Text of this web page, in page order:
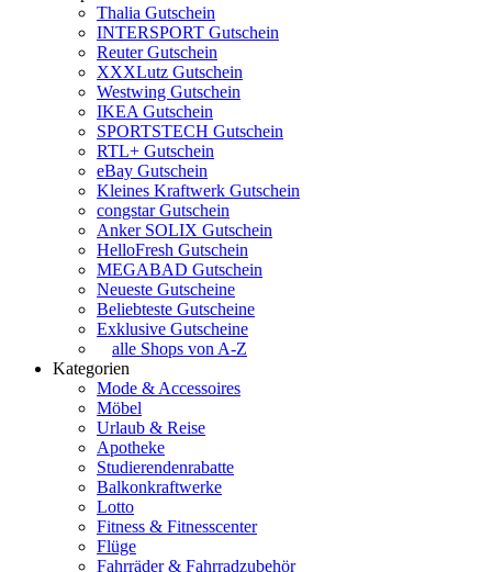
Thalia Gutschein
INTERSPORT Gutschein
Reuter Gutschein
XXXLutz Gutschein
Westwing Gutschein
IKEA Gutschein
SPORTSTECH Gutschein
RTL+ Gutschein
eBay Gutschein
Kleines Kraftwerk Gutschein
congstar Gutschein
Anker SOLIX Gutschein
HelloFresh Gutschein
MEGABAD Gutschein
Neueste Gutscheine
Beliebteste Gutscheine
Exklusive Gutscheine
alle Shops von A-Z
Kategorien
Mode & Accessoires
Möbel
Urlaub & Reise
Apotheke
Studierendenrabatte
Balkonkraftwerke
Lotto
Fitness & Fitnesscenter
Flüge
Fahrräder & Fahrradzubehör